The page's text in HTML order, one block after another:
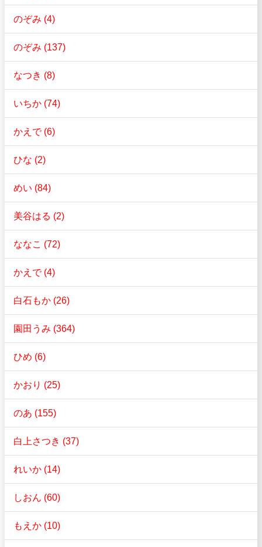
のぞみ (4)
のぞみ (137)
なつき (8)
いちか (74)
かえで (6)
ひな (2)
めい (84)
美谷はる (2)
ななこ (72)
かえで (4)
白石もか (26)
園田うみ (364)
ひめ (6)
かおり (25)
のあ (155)
白上さつき (37)
れいか (14)
しおん (60)
もえか (10)